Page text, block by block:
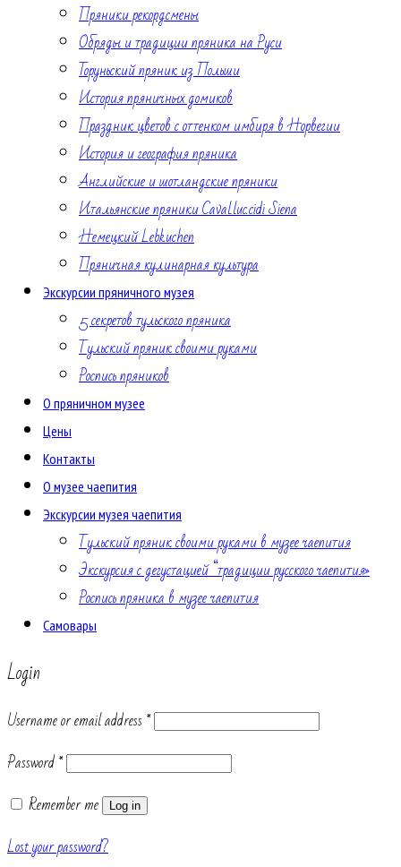
Пряники рекордсмены
Обряды и традиции пряника на Руси
Торуньский пряник из Польши
История пряничных домиков
Праздник цветов с оттенком имбиря в Норвегии
История и география пряника
Английские и шотландские пряники
Итальянские пряники Caval.luc.cidi Siena
Немецкий Lebkuchen
Пряничная кулинарная культура
Экскурсии пряничного музея
5 секретов тульского пряника
Тульский пряник своими руками
Роспись пряников
О пряничном музее
Цены
Контакты
О музее чаепития
Экскурсии музея чаепития
Тульский пряник своими руками в музее чаепития
Экскурсия с дегустацией “традиции русского чаепития»
Роспись пряника в музее чаепития
Самовары
Login
Username or email address*
Password*
Remember me
Log in
Lost your password?